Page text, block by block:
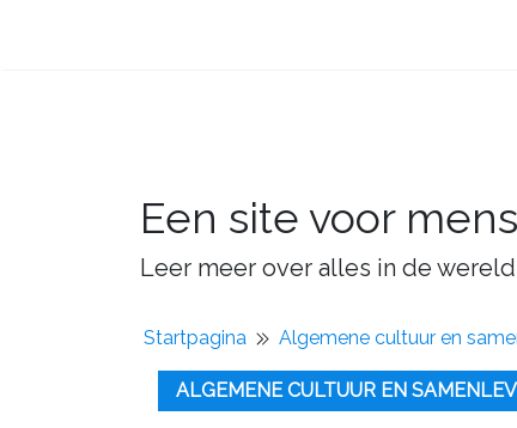
Een site voor
Leer meer over alles in de
Startpagina Algemene cultuur en
ALGEMENE CULTUUR EN